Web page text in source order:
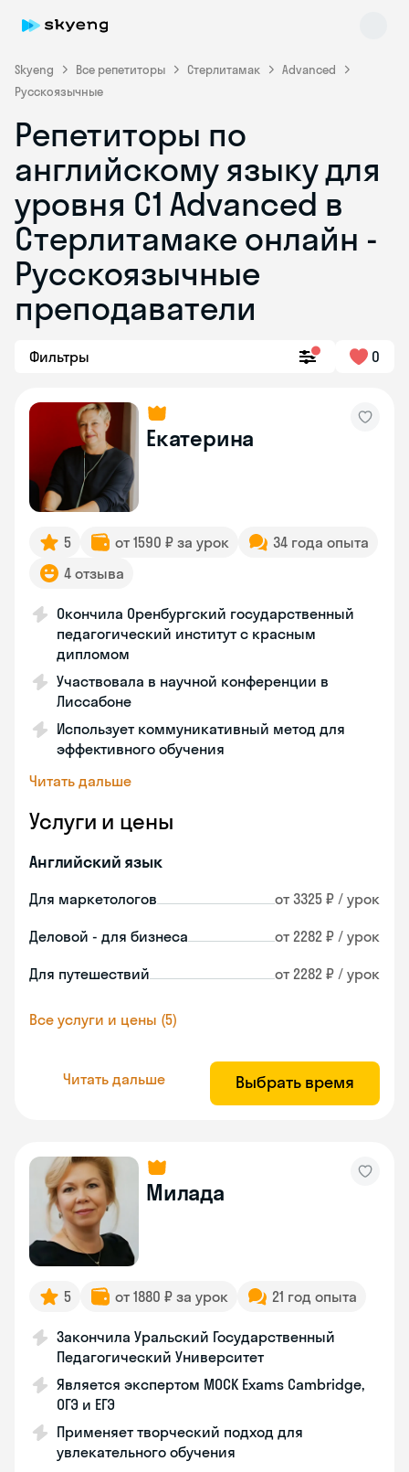
Skyeng Все репетиторы Стерлитамак
Advanced
Русскоязычные
Репетиторы по
английскому языку для
уровня C1 Advanced в
Стерлитамаке онлайн -
Русскоязычные
преподаватели
Фильтры 0
Екатерина
5 от 1590 ₽ за урок
34 года опыта
4 отзыва
Окончила Оренбургский государственный
педагогический институт с красным
дипломом
Участвовала в научной конференции в
Лиссабоне
Использует коммуникативный метод для
эффективного обучения
Читать дальше
Услуги и цены
Английский язык
Для маркетологов от 3325 ₽ / урок
Деловой - для бизнеса от 2282 ₽ / урок
Для путешествий от 2282 ₽ / урок
Все услуги и цены (5)
Читать дальше Выбрать время
Милада
5 от 1880 ₽ за урок 21 год опыта
Закончила Уральский Государственный
Педагогический Университет
Является экспертом MOCK Exams Cambridge,
ОГЭ и ЕГЭ
Применяет творческий подход для
увлекательного обучения
Skyeng Chat
online